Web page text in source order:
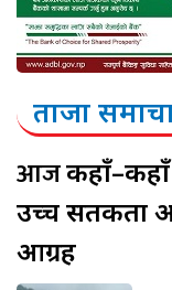
ताजा
आजकहाँ–कहाँ
उच्च सतर्कता
आग्रह